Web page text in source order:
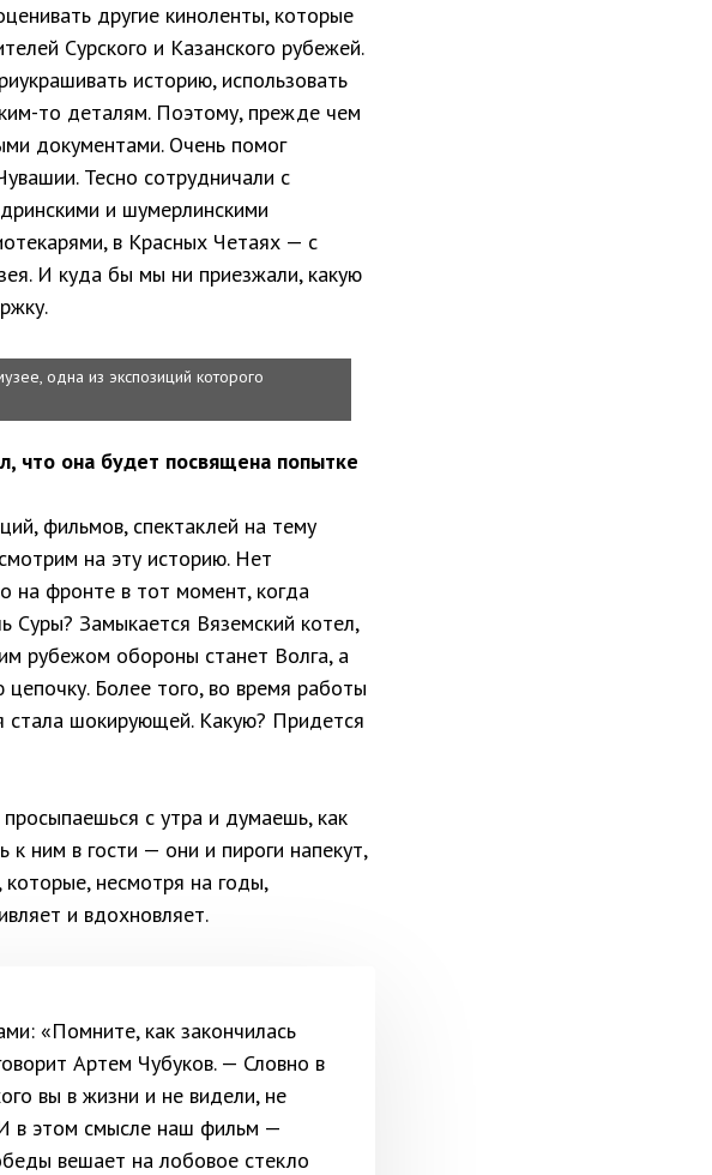
другие киноленты, которые
Сурского и Казанского рубежей.
историю, использовать
то деталям. Поэтому, прежде чем
документами. Очень помог
Тесно сотрудничали с
и шумерлинскими
в Красных Четаях — с
И куда бы мы ни приезжали, какую
одна из экспозиций которого
что она будет посвящена попытке
фильмов, спектаклей на тему
на эту историю. Нет
на фронте в тот момент, когда
Суры? Замыкается Вяземский котел,
рубежом обороны станет Волга, а
Более того, во время работы
шокирующей. Какую? Придется
с утра и думаешь, как
ним в гости — они и пироги напекут,
несмотря на годы,
и вдохновляет.
«Помните, как закончилась
Артем Чубуков. — Словно в
вы в жизни и не видели, не
в этом смысле наш фильм —
вешает на лобовое стекло